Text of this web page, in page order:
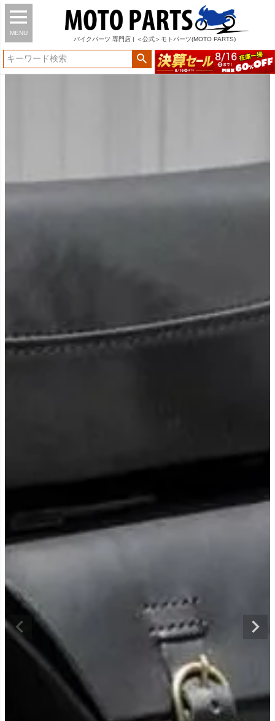
MENU
バイク パーツ 専門店 | ＜公式＞モトパーツ(MOTO PARTS)